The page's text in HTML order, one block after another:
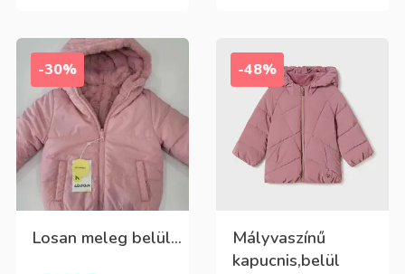
-30%
Losan meleg belül...
-48%
Mályvaszínű
kapucnis,belül